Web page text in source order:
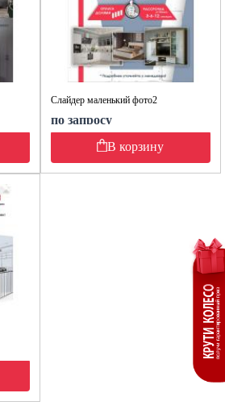
Слайдер маленький фото2
по запросу
В корзину